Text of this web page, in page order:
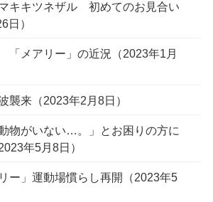
キキツネザル 初めてのお見合い
日）
メアリー」の近況（2023年1月
来（2023年2月8日）
物がいない…。」とお困りの方に
年5月8日）
ー」運動場慣らし再開（2023年5